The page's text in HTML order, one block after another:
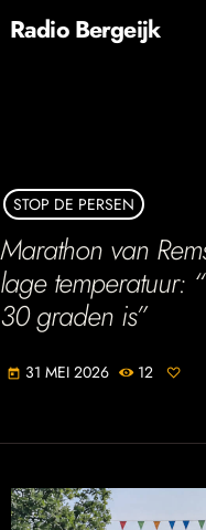
Radio Bergeijk
STOP DE PERSEN
Marathon van
lage temperatuur:
30 graden is”
today 31 MEI 2026 12